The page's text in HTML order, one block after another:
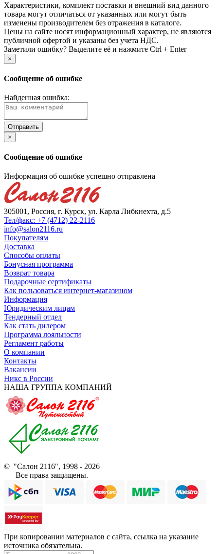
Xарактеристики, комплект поставки и внешний вид данного
товара могут отличаться от указанных или могут быть
изменены производителем без отражения в каталоге.
Цены на сайте носят информационный характер, не являются
публичной офертой и указаны без учета НДС.
Заметили ошибку? Выделите её и нажмите Ctrl + Enter
×
Сообщение об ошибке
Найденная ошибка:
×
Сообщение об ошибке
Информация об ошибке успешно отправлена
305001, Россия, г. Курск, ул. Карла Либкнехта, д.5
Тел/факс: +7 (4712) 22-2116
info@salon2116.ru
Покупателям
Доставка
Способы оплаты
Бонусная программа
Возврат товара
Подарочные сертификаты
Как пользоваться интернет-магазином
Информация
Юридическим лицам
Тендерный отдел
Как стать дилером
Программа лояльности
Регламент работы
О компании
Контакты
Вакансии
Никс в России
НАША ГРУППА КОМПАНИЙ
© "Салон 2116", 1998 - 2026
Все права защищены.
При копировании материалов с сайта, ссылка на указание
источника обязательна.